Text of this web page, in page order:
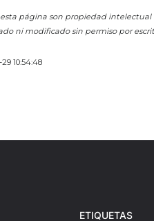
página son propiedad
ni modificado sin permiso por
10:54:48
ETIQUETAS